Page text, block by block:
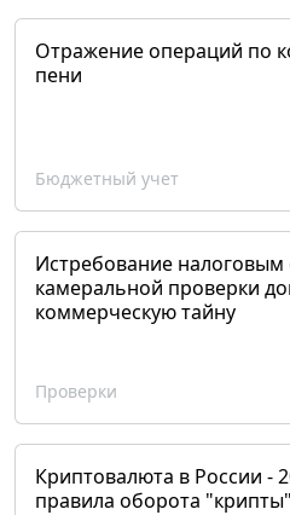
Отражение операций по
пени
Бюджетный учет
Истребование налоговым
камеральной проверки
коммерческую тайну
Проверки
Криптовалюта в России -
правила оборота